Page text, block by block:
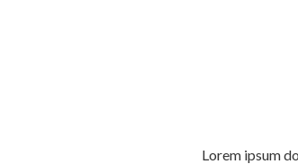
Lorem ipsum